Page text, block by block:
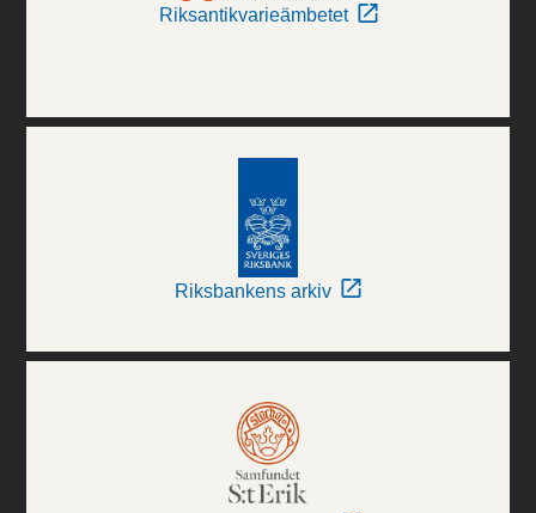
Riksantikvarieämbetet
Riksbankens arkiv